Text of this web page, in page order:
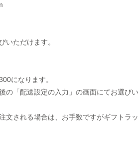
いただけます。
になります。
の「配送設定の入力」の画面にてお選びい
文される場合は、お手数ですがギフトラ